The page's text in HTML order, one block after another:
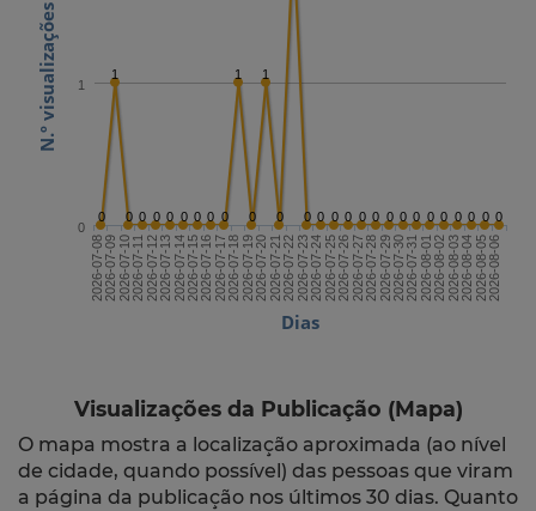
Dias
0
1
0 0 0 0 0 0 0 0
1
0
1
0 0 0 0 0 0 0 0 0 0 0 0 0 0 0 0
2026-07-082026-07-092026-07-102026-07-112026-07-122026-07-132026-07-142026-07-152026-07-162026-07-172026-07-182026-07-192026-07-202026-07-212026-07-222026-07-232026-07-242026-07-252026-07-262026-07-272026-07-282026-07-292026-07-302026-07-312026-08-012026-08-022026-08-032026-08-042026-08-052026-08-06
0
1
Visualizações da Publicação (Mapa)
O mapa mostra a localização aproximada (ao nível
de cidade, quando possível) das pessoas que viram
a página da publicação nos últimos 30 dias. Quanto